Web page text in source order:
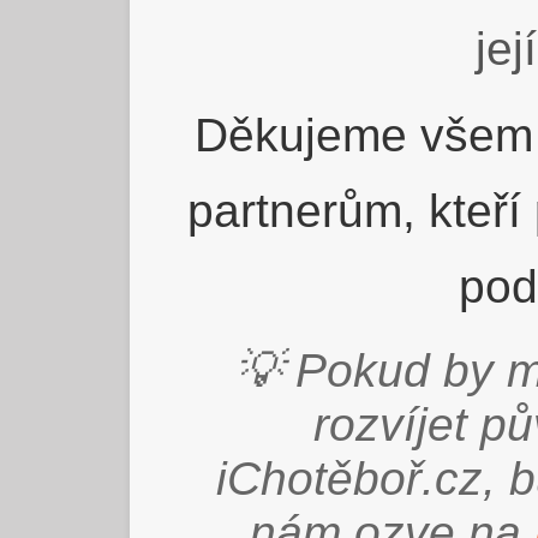
Děkujeme
partnerům,
💡 Pokud by
rozvíjet
iChotěboř.cz,